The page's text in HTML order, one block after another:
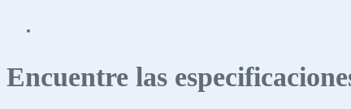
Encuentre las